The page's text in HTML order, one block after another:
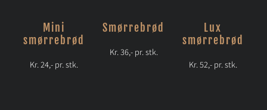
Mini
smørrebrød
Kr. 24,- pr. stk.
Smørrebrød
Kr. 36,- pr. stk.
Lux
smørrebrød
Kr. 52,- pr. stk.